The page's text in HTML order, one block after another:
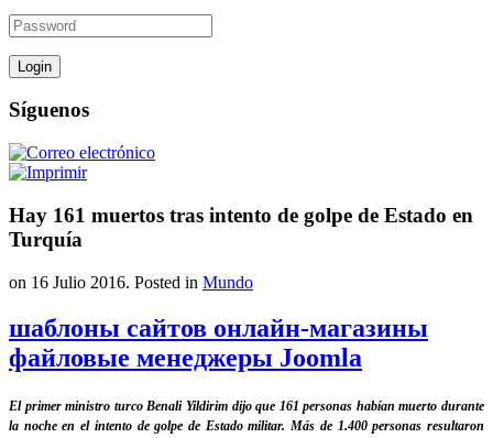
Síguenos
Hay 161 muertos tras intento de golpe de Estado en
Turquía
on 16 Julio 2016. Posted in Mundo
шаблоны сайтов онлайн-магазины
файловые менеджеры Joomla
El primer ministro turco Benali Yildirim dijo que 161 personas habían muerto durante
la noche en el intento de golpe de Estado militar. Más de 1.400 personas resultaron